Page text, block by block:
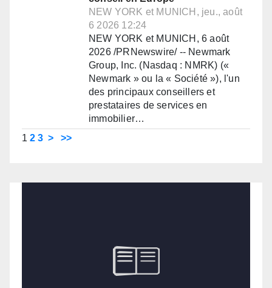
NEW YORK et MUNICH, jeu., août
6 2026 12:24
NEW YORK et MUNICH, 6 août
2026 /PRNewswire/ -- Newmark
Group, Inc. (Nasdaq : NMRK) («
Newmark » ou la « Société »), l'un
des principaux conseillers et
prestataires de services en
immobilier…
1 2 3 > >>